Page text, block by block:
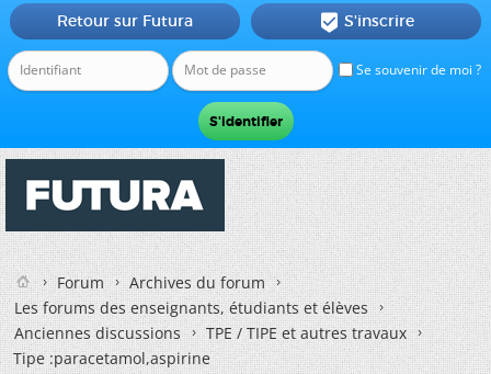
Se souvenir de moi ?
Retour sur Futura  S'inscrire
Forum
Archives du forum
Les forums des enseignants, étudiants et élèves
Anciennes discussions
TPE / TIPE et autres travaux
Tipe :paracetamol,aspirine